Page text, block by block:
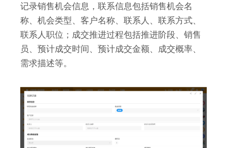
记录销售机会信息，联系信息包括销售机会名
称、机会类型、客户名称、联系人、联系方式、
联系人职位；成交推进过程包括推进阶段、销售
员、预计成交时间、预计成交金额、成交概率、
需求描述等。